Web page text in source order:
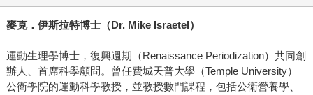
麥克．伊斯拉特博士（Dr. Mike Israetel）
運動生理學博士，復興週期（Renaissance Periodization）共同創
辦人、首席科學顧問。曾任費城天普大學（Temple University）
公衛學院的運動科學教授，並教授數門課程，包括公衛營養學、